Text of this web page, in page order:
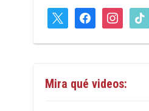
facebookinstagram
tiktok
Mira qué videos: